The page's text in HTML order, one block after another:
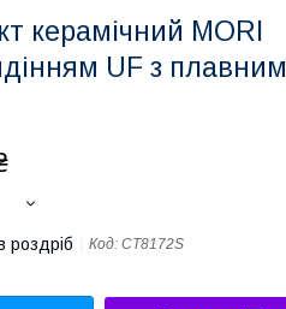
керамічний MORI
UF з плавним
роздріб Код: CT8172S